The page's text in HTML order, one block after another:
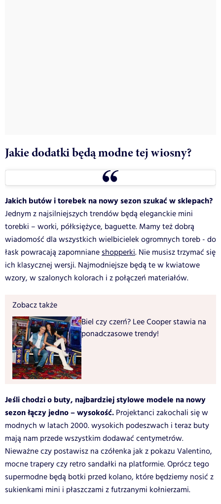
Jakie dodatki będą modne tej wiosny?
Jakich butów i torebek na nowy sezon szukać w sklepach?
Jednym z najsilniejszych trendów będą eleganckie mini
torebki – worki, półksiężyce, baguette. Mamy też dobrą
wiadomość dla wszystkich wielbicielek ogromnych toreb - do
łask powracają zapomnianeshopperki. Nie musisz trzymać się
ich klasycznej wersji. Najmodniejsze będą te w kwiatowe
wzory, w szalonych kolorach i z połączeń materiałów.
Zobacz także
Biel czy czerń? Lee Cooper stawia na
ponadczasowe trendy!
Jeśli chodzi o buty, najbardziej stylowe modele na nowy
sezon łączy jedno – wysokość. Projektanci zakochali się w
modnych w latach 2000. wysokich podeszwach i teraz buty
mają nam przede wszystkim dodawać centymetrów.
Nieważne czy postawisz na czółenka jak z pokazu Valentino,
mocne trapery czy retro sandałki na platformie. Oprócz tego
supermodne będą botki przed kolano, które będziemy nosić z
sukienkami mini i płaszczami z futrzanymi kołnierzami.